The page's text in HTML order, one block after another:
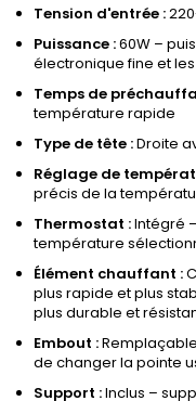
Tension d'entrée :
Puissance :60W –
électronique fine et
Temps de
température rapide
Type de tête :Droite
Réglage de
précis de la
Thermostat :Intégré
température
Élément chauffant :
plus rapide et plus
plus durable et
Embout :
de changer la pointe
Support :Inclus –